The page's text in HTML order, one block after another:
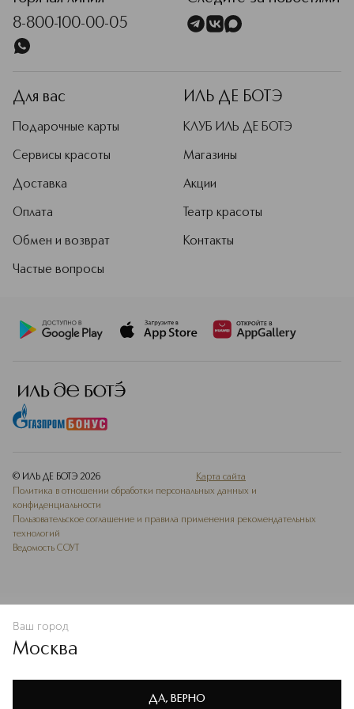
Политике конфиденциальности
В КОРЗИНУ
8-800-100-00-05
Для вас
Подарочные карты
Сервисы красоты
Доставка
Оплата
Обмен и возврат
Частые вопросы
ИЛЬ ДЕ БОТЭ
КЛУБ ИЛЬ ДЕ БОТЭ
Магазины
Акции
Театр красоты
Контакты
© ИЛЬ ДЕ БОТЭ 2026
Карта сайта
Политика в отношении обработки персональных данных и
конфиденциальности
Пользовательское соглашение и правила применения рекомендательных
технологий
Ведомость СОУТ
Ваш город
Москва
ДА, ВЕРНО